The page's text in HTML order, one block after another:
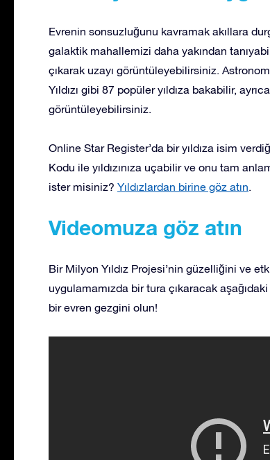
Evrenin sonsuzluğunu kavramak akıllara
galaktik mahallemizi daha yakından
çıkarak uzayı görüntüleyebilirsiniz.
Yıldızı gibi 87 popüler yıldıza bakabilir,
görüntüleyebilirsiniz.
Online Star Register’da bir yıldıza isim
Kodu ile yıldızınıza uçabilir ve onu tam
ister misiniz? Yıldızlardan birine göz atın.
Videomuza göz atın
Bir Milyon Yıldız Projesi’nin güzelliğini ve
uygulamamızda bir tura çıkaracak
bir evren gezgini olun!